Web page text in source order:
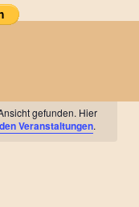
gefunden. Hier
Veranstaltungen.